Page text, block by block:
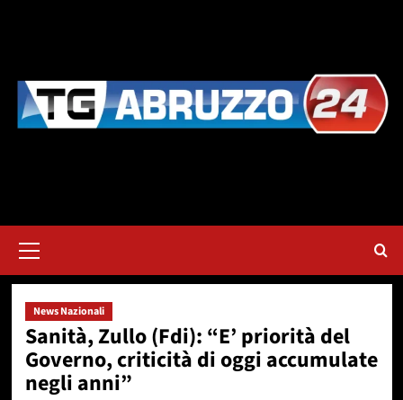
principale
News Nazionali
Sanità, Zullo (Fdi): “E’ priorità del
Governo, criticità di oggi accumulate
negli anni”